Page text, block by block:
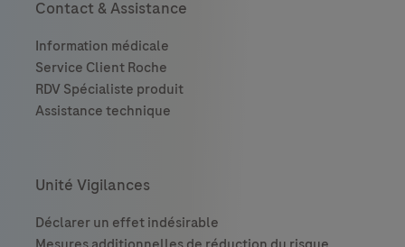
Contact & Assistance
Unité Vigilances